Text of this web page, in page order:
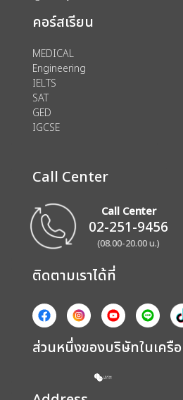
assignment ลงทะเบียน
คอร์สเรียน
MEDICAL
Engineering
IELTS
SAT
GED
IGCSE
Call Center
Call Center
02-251-9456
(08.00-20.00 น.)
ติดตามเราได้ที่
ส่วนหนึ่งของบริษัทในเครือ